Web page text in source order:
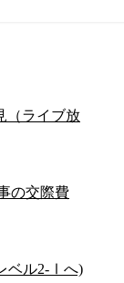
（ライブ放
の交際費
ベル2-Ⅰへ)